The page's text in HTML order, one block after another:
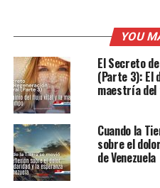
YOU
El Secreto
(Parte 3): El
maestría del
Cuando la
sobre el
de Venezuela